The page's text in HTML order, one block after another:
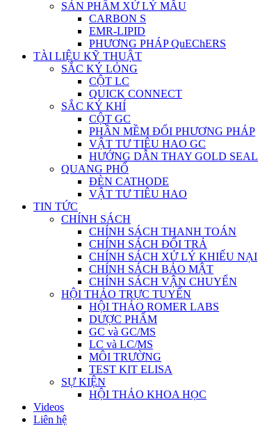
SẢN PHẨM XỬ LÝ MẪU
CARBON S
EMR-LIPID
PHƯƠNG PHÁP QuEChERS
TÀI LIỆU KỸ THUẬT
SẮC KÝ LỎNG
CỘT LC
QUICK CONNECT
SẮC KÝ KHÍ
CỘT GC
PHẦN MỀM ĐỔI PHƯƠNG PHÁP
VẬT TƯ TIÊU HAO GC
HƯỚNG DẪN THAY GOLD SEAL
QUANG PHỔ
ĐÈN CATHODE
VẬT TƯ TIÊU HAO
TIN TỨC
CHÍNH SÁCH
CHÍNH SÁCH THANH TOÁN
CHÍNH SÁCH ĐỔI TRẢ
CHÍNH SÁCH XỬ LÝ KHIẾU NẠI
CHÍNH SÁCH BẢO MẬT
CHÍNH SÁCH VẬN CHUYỂN
HỘI THẢO TRỰC TUYẾN
HỘI THẢO ROMER LABS
DƯỢC PHẨM
GC và GC/MS
LC và LC/MS
MÔI TRƯỜNG
TEST KIT ELISA
SỰ KIỆN
HỘI THẢO KHOA HỌC
Videos
Liên hệ